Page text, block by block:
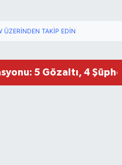
ÜZERINDEN TAKIP EDIN
5 Gözaltı, 4